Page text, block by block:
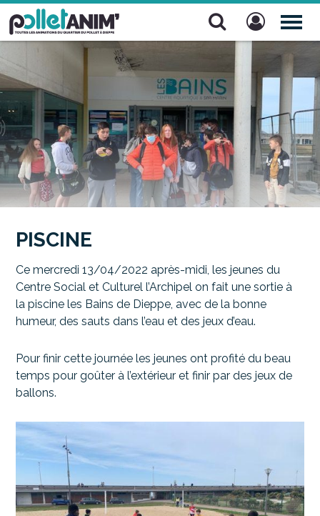
Pollet Anim'
PISCINE
Ce mercredi 13/04/2022 après-midi, les jeunes du
Centre Social et Culturel l’Archipel on fait une sortie à
la piscine les Bains de Dieppe, avec de la bonne
humeur, des sauts dans l’eau et des jeux d’eau.
Pour finir cette journée les jeunes ont profité du beau
temps pour goûter à l’extérieur et finir par des jeux de
ballons.